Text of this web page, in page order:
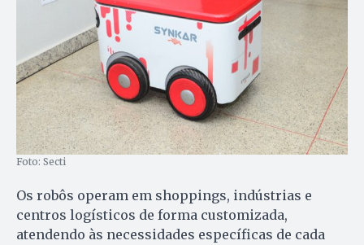
Foto: Secti
Os robôs operam em shoppings, indústrias e
centros logísticos de forma customizada,
atendendo às necessidades específicas de cada